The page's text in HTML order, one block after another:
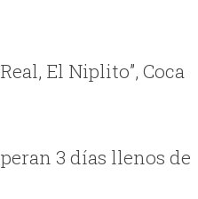
El Niplito”, Coca
3 días llenos de